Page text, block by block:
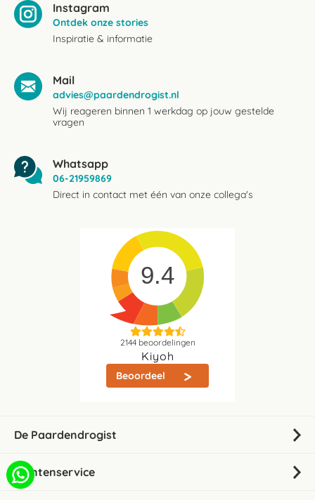
Instagram
Ontdek onze stories
Inspiratie & informatie
Mail
advies@paardendrogist.nl
Wij reageren binnen 1 werkdag op jouw gestelde
vragen
Whatsapp
06-21959869
Direct in contact met één van onze collega's
9.4
2144beoordelingen
Kiyoh
Beoordeel
De Paardendrogist
Klantenservice